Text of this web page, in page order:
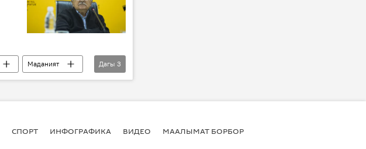
Маданият
Дагы 3
СПОРТ ИНФОГРАФИКА ВИДЕО МААЛЫМАТ БОРБОР